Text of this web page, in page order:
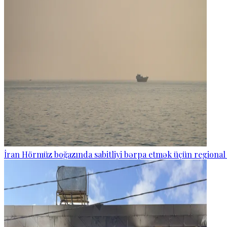
İran Hörmüz boğazında sabitliyi bərpa etmək üçün regional